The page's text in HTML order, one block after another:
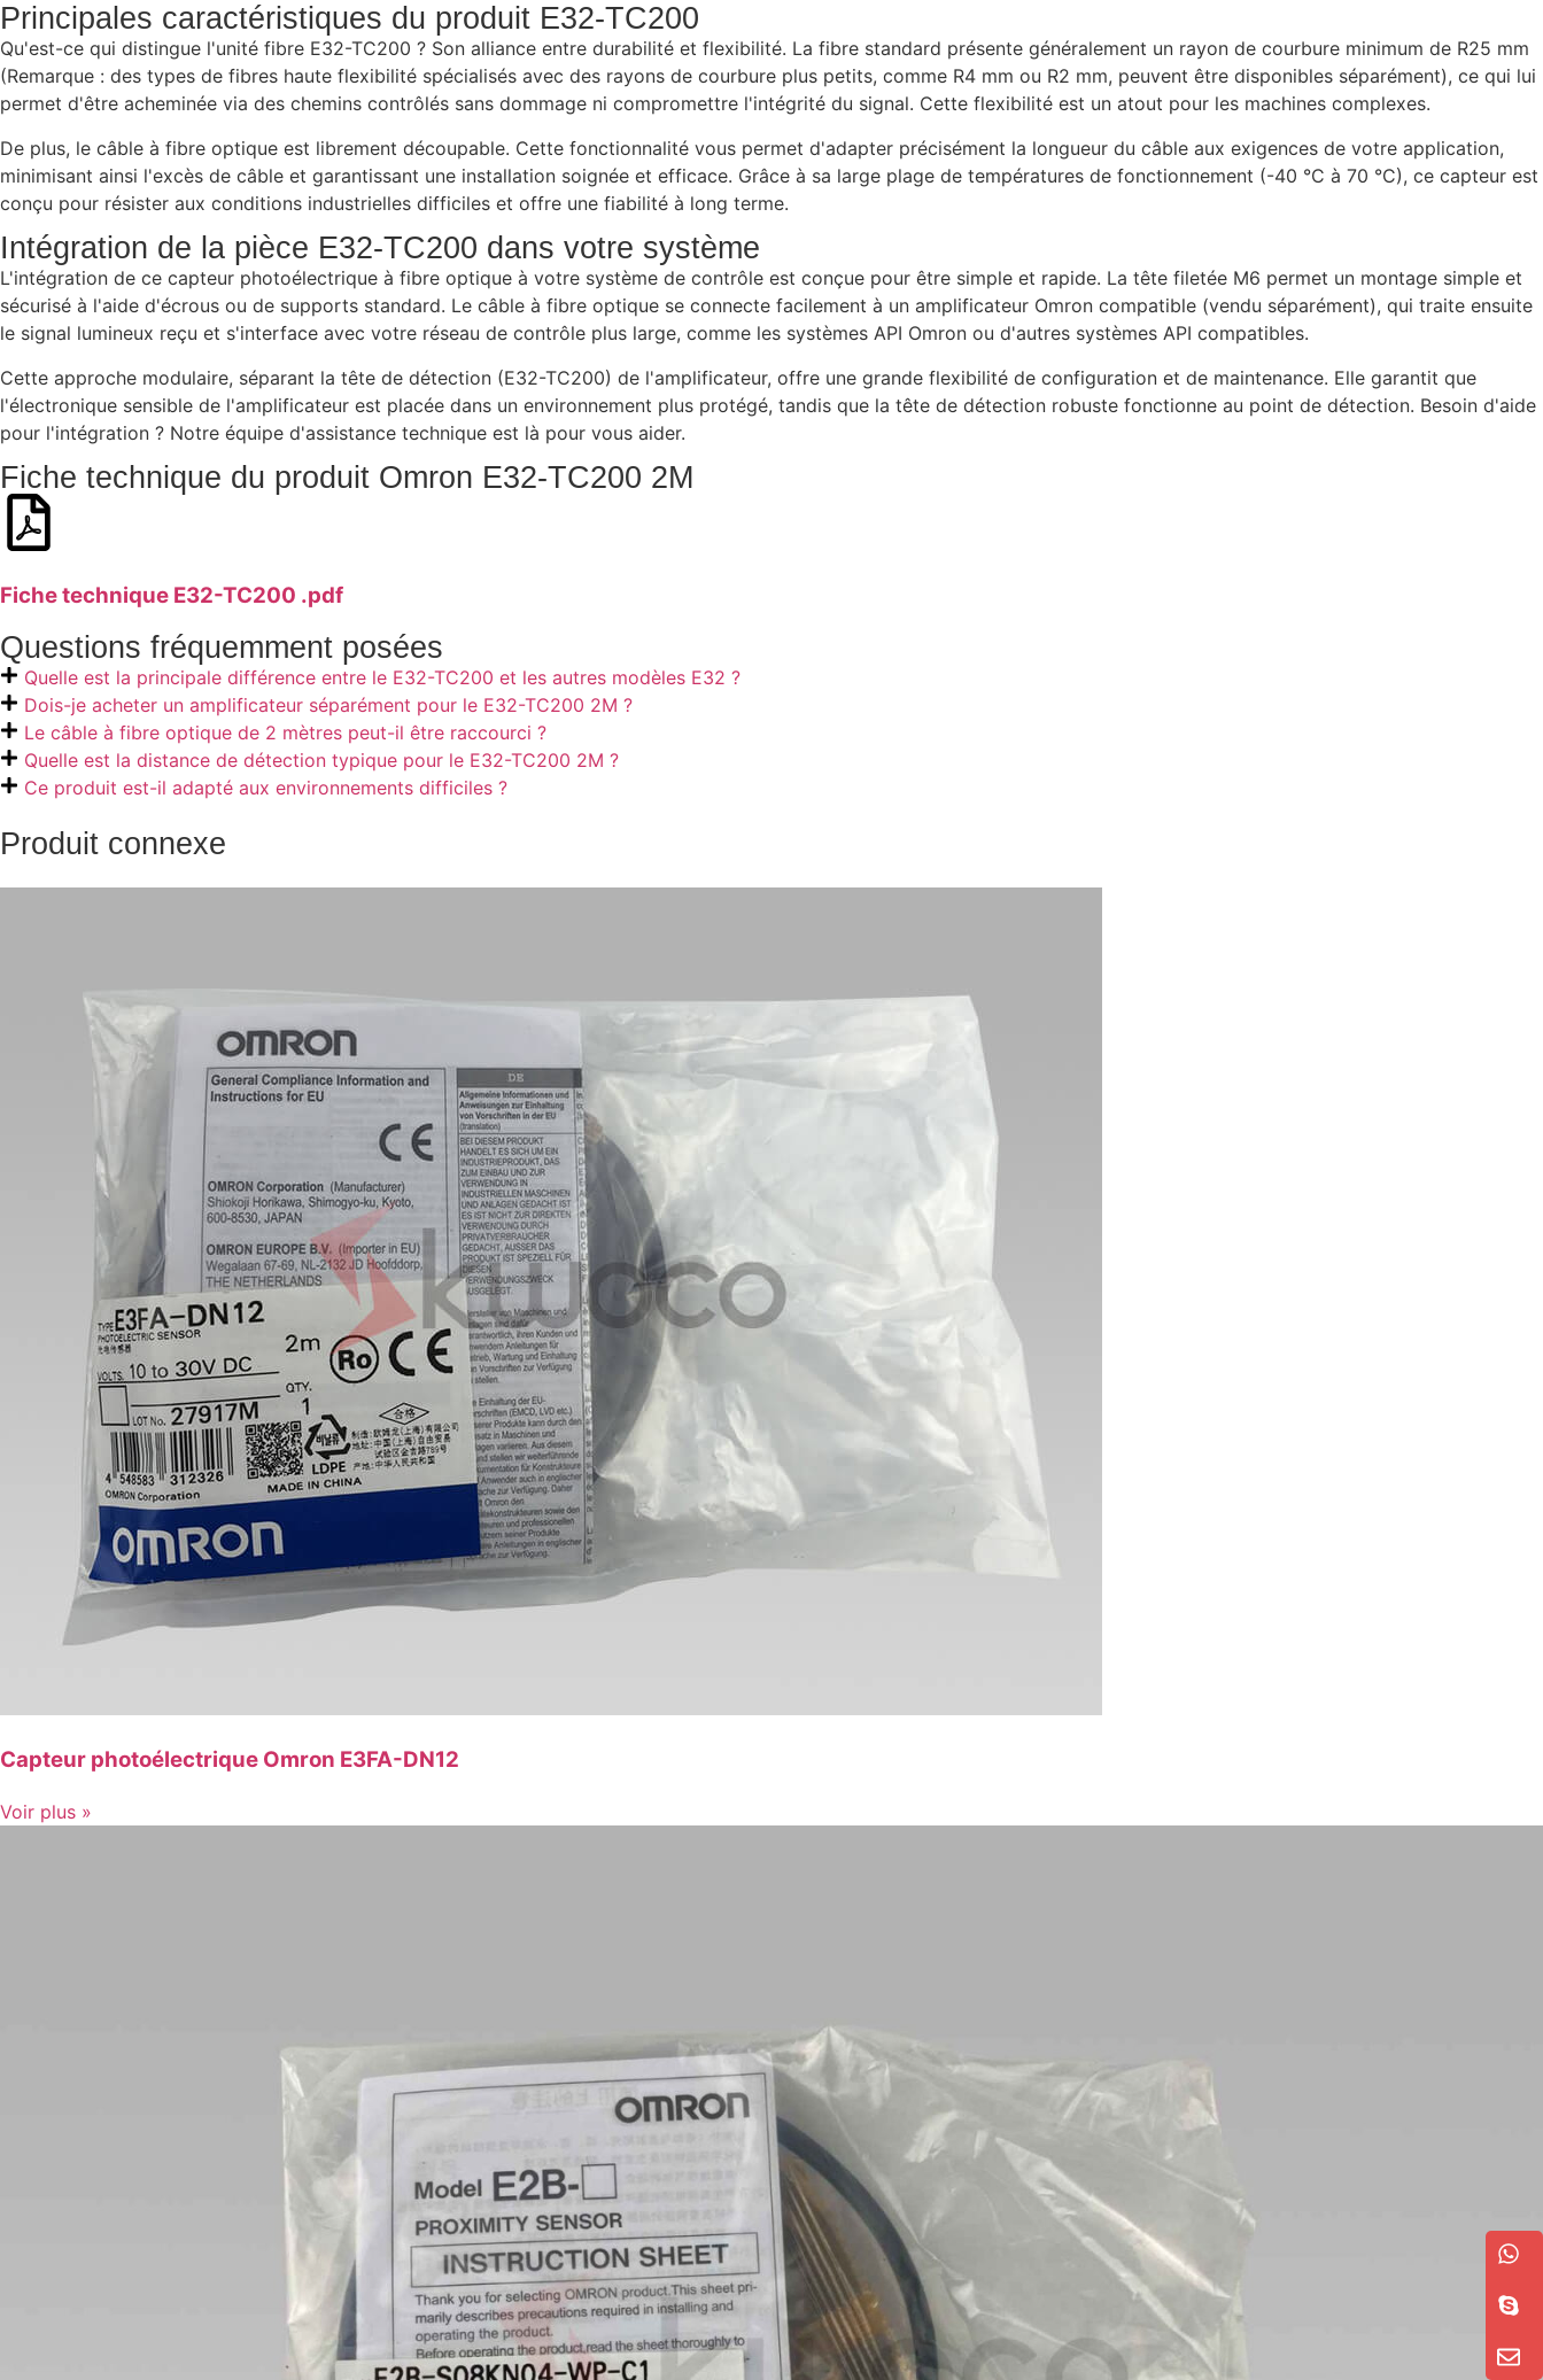
Principales caractéristiques du produit E32-TC200
Qu'est-ce qui distingue l'unité fibre E32-TC200 ? Son alliance entre durabilité et flexibilité. La fibre standard présente généralement un rayon de courbure minimum de R25 mm
(Remarque : des types de fibres haute flexibilité spécialisés avec des rayons de courbure plus petits, comme R4 mm ou R2 mm, peuvent être disponibles séparément), ce qui lui
permet d'être acheminée via des chemins contrôlés sans dommage ni compromettre l'intégrité du signal. Cette flexibilité est un atout pour les machines complexes.
De plus, le câble à fibre optique est librement découpable. Cette fonctionnalité vous permet d'adapter précisément la longueur du câble aux exigences de votre application,
minimisant ainsi l'excès de câble et garantissant une installation soignée et efficace. Grâce à sa large plage de températures de fonctionnement (-40 °C à 70 °C), ce capteur est
conçu pour résister aux conditions industrielles difficiles et offre une fiabilité à long terme.
Intégration de la pièce E32-TC200 dans votre système
L'intégration de ce capteur photoélectrique à fibre optique à votre système de contrôle est conçue pour être simple et rapide. La tête filetée M6 permet un montage simple et
sécurisé à l'aide d'écrous ou de supports standard. Le câble à fibre optique se connecte facilement à un amplificateur Omron compatible (vendu séparément), qui traite ensuite
le signal lumineux reçu et s'interface avec votre réseau de contrôle plus large, comme les systèmes API Omron ou d'autres systèmes API compatibles.
Cette approche modulaire, séparant la tête de détection (E32-TC200) de l'amplificateur, offre une grande flexibilité de configuration et de maintenance. Elle garantit que
l'électronique sensible de l'amplificateur est placée dans un environnement plus protégé, tandis que la tête de détection robuste fonctionne au point de détection. Besoin d'aide
pour l'intégration ? Notre équipe d'assistance technique est là pour vous aider.
Fiche technique du produit Omron E32-TC200 2M
Fiche technique E32-TC200 .pdf
Questions fréquemment posées
Quelle est la principale différence entre le E32-TC200 et les autres modèles E32 ?
Dois-je acheter un amplificateur séparément pour le E32-TC200 2M ?
Le câble à fibre optique de 2 mètres peut-il être raccourci ?
Quelle est la distance de détection typique pour le E32-TC200 2M ?
Ce produit est-il adapté aux environnements difficiles ?
Produit connexe
Capteur photoélectrique Omron E3FA-DN12
Voir plus »